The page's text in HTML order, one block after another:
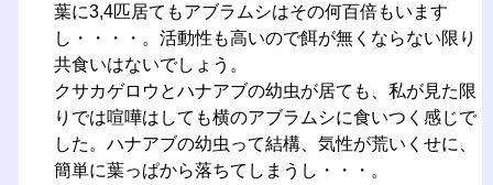
葉に3,4匹居てもアブラムシはその何百倍もいます
し・・・・。活動性も高いので餌が無くならない限り
共食いはないでしょう。
クサカゲロウとハナアブの幼虫が居ても、私が見た限
りでは喧嘩はしても横のアブラムシに食いつく感じで
した。ハナアブの幼虫って結構、気性が荒いくせに、
簡単に葉っぱから落ちてしまうし・・・。